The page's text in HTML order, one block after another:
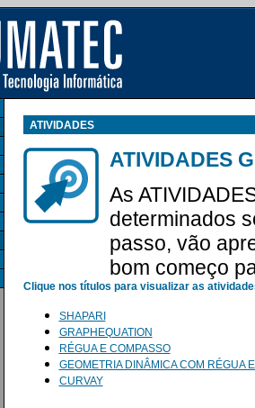
ATIVIDADES
ATIVIDADES
As
determinados
passo, vão
bom começo
Clique nos títulos para visualizar as
SHAPARI
GRAPHEQUATION
RÉGUA E COMPASSO
GEOMETRIA DINÂMICA COM RÉGUA
CURVAY